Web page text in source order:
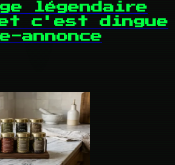
légendaire
c'est dingue
annonce